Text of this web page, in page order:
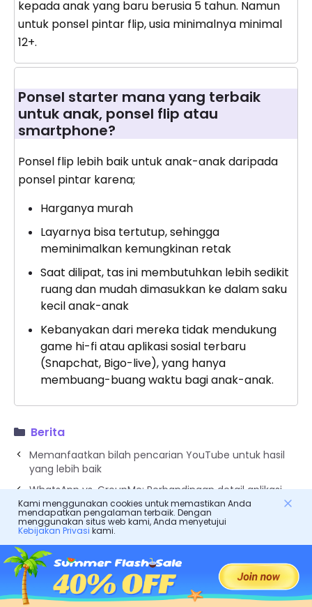
kepada anak yang baru berusia 5 tahun. Namun
untuk ponsel pintar flip, usia minimalnya minimal
12+.
Ponsel starter mana yang terbaik
untuk anak, ponsel flip atau
smartphone?
Ponsel flip lebih baik untuk anak-anak daripada
ponsel pintar karena;
Harganya murah
Layarnya bisa tertutup, sehingga
meminimalkan kemungkinan retak
Saat dilipat, tas ini membutuhkan lebih sedikit
ruang dan mudah dimasukkan ke dalam saku
kecil anak-anak
Kebanyakan dari mereka tidak mendukung
game hi-fi atau aplikasi sosial terbaru
(Snapchat, Bigo-live), yang hanya
membuang-buang waktu bagi anak-anak.
Berita
Memanfaatkan bilah pencarian YouTube untuk hasil
yang lebih baik
WhatsApp vs. GroupMe: Perbandingan detail aplikasi
perpesanan
FlashGet Anak-Anak
Unduhan gratis. Pengaturan sederhana.
Kami menggunakan cookies untuk memastikan Anda
mendapatkan pengalaman terbaik. Dengan
menggunakan situs web kami, Anda menyetujui
Kebijakan Privasi kami.